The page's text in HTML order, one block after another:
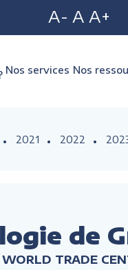
A- A A+
Nos services Nos
2021 2022
de
TRADE